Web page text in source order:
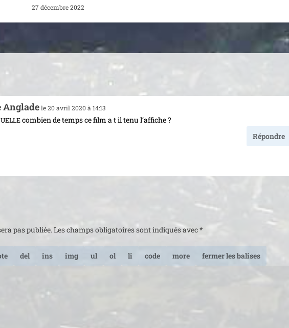
27 décembre 2022
Anglade le 20 avril 2020 à 14:13
com­bien de temps ce film a t il tenu l’affiche ?
Répondre
pas publiée.Les champs obligatoires sont indiqués avec*